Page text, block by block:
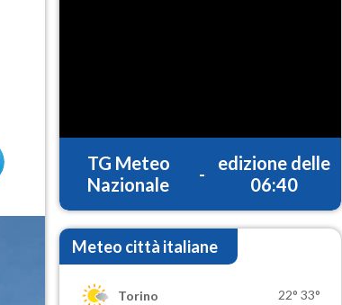
TG Meteo
Nazionale
-
edizione delle
06:40
Meteo città italiane
Torino 22° 33°